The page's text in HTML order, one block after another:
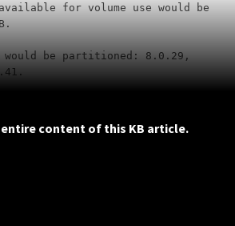
for volume use would be
be partitioned: 8.0.29,
content of this KB article.